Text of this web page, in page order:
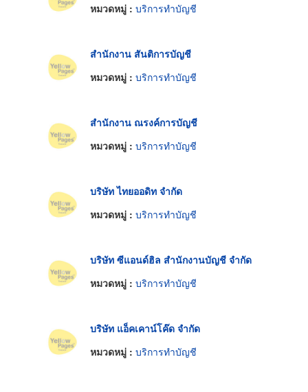
หมวดหมู่ : บริการทำบัญชี
สำนักงาน สันติการบัญชี
หมวดหมู่ : บริการทำบัญชี
สำนักงาน ณรงค์การบัญชี
หมวดหมู่ : บริการทำบัญชี
บริษัท ไทยออดิท จำกัด
หมวดหมู่ : บริการทำบัญชี
บริษัท ซีแอนด์ฮิล สำนักงานบัญชี จำกัด
หมวดหมู่ : บริการทำบัญชี
บริษัท แอ็คเคาน์โค๊ด จำกัด
หมวดหมู่ : บริการทำบัญชี